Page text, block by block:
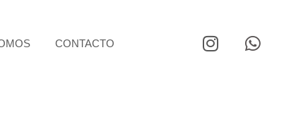
CONTACTO